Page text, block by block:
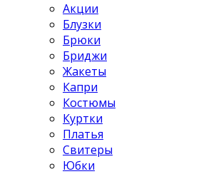
Акции
Блузки
Брюки
Бриджи
Жакеты
Капри
Костюмы
Куртки
Платья
Свитеры
Юбки